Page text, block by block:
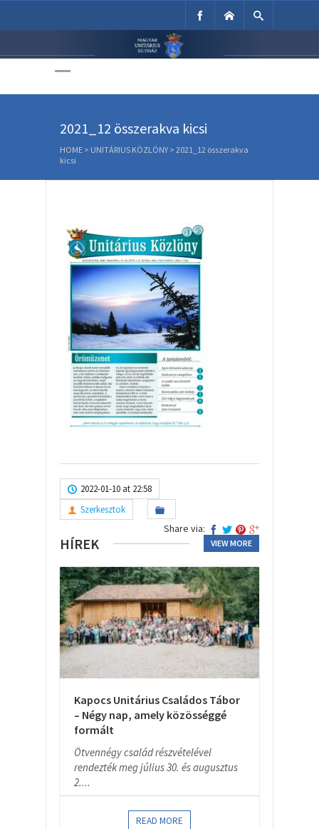
Unitárius Egyház
2021_12 összerakva kicsi
HOME > UNITÁRIUS KÖZLÖNY > 2021_12 összerakva
kicsi
2022-01-10 at 22:58
Szerkesztok
Share via:
HÍREK VIEW MORE
Kapocs Unitárius Családos Tábor
– Négy nap, amely közösséggé
formált
Ötvennégy család részvételével
rendezték meg július 30. és augusztus
2....
READ MORE